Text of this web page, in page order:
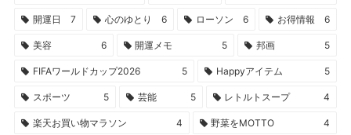
開運日 7 心のゆとり 6 ローソン 6 お得情報 6
美容 6 開運メモ 5 邦画 5
FIFAワールドカップ2026 5 Happyアイテム 5
スポーツ 5 芸能 5 レトルトスープ 4
楽天お買い物マラソン 4 野菜をMOTTO 4